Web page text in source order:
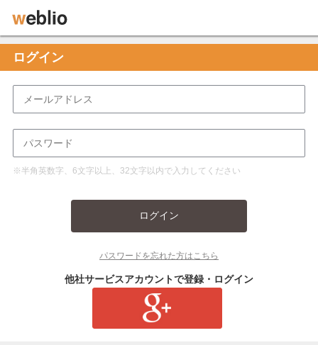
ログイン
※半角英数字、6文字以上、32文字以内で入力してください
ログイン
パスワードを忘れた方はこちら
他社サービスアカウントで登録・ログイン